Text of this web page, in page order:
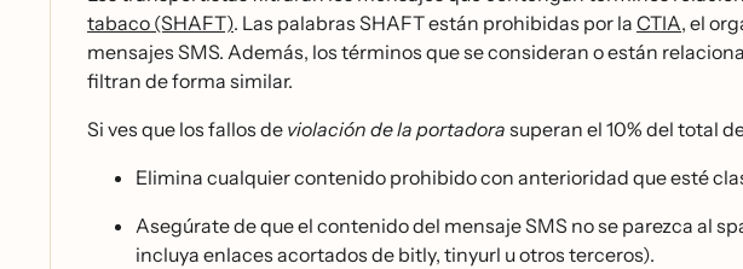
tabaco (SHAFT). Las palabras SHAFT están prohibidas por la CTIA, el
mensajes SMS. Además, los términos que se consideran o están
filtran de forma similar.
Si ves que los fallos de violación de la portadora superan el 10% del total
Elimina cualquier contenido prohibido con anterioridad que esté
Asegúrate de que el contenido del mensaje SMS no se parezca al
incluya enlaces acortados de bitly, tinyurl u otros terceros).